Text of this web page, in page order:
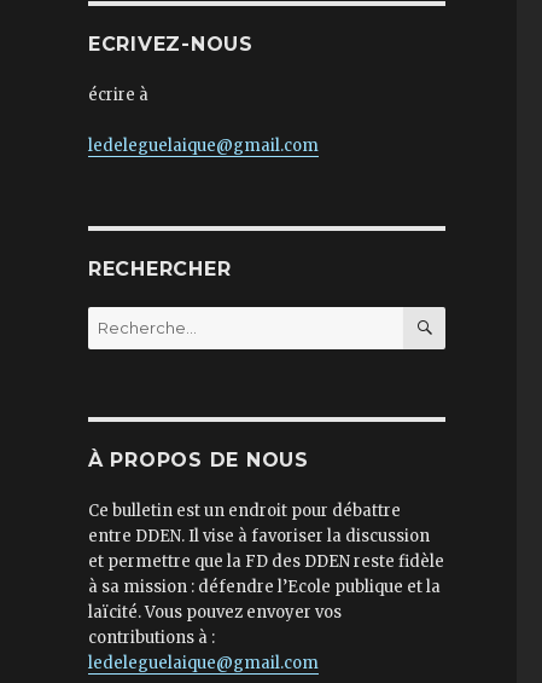
ECRIVEZ-NOUS
écrire à
ledeleguelaique@gmail.com
RECHERCHER
Recherche
pour :
À PROPOS DE NOUS
Ce bulletin est un endroit pour débattre
entre DDEN. Il vise à favoriser la discussion
et permettre que la FD des DDEN reste fidèle
à sa mission : défendre l’Ecole publique et la
laïcité. Vous pouvez envoyer vos
contributions à :
ledeleguelaique@gmail.com